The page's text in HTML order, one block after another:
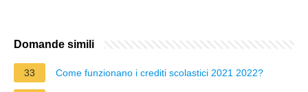
Domande simili
33 Come funzionano i crediti scolastici 2021 2022?